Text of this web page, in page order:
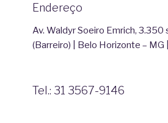
Endereço
Av. Waldyr Soeiro Emrich, 3.350
(Barreiro) | Belo Horizonte –
Tel.: 31 3567-9146